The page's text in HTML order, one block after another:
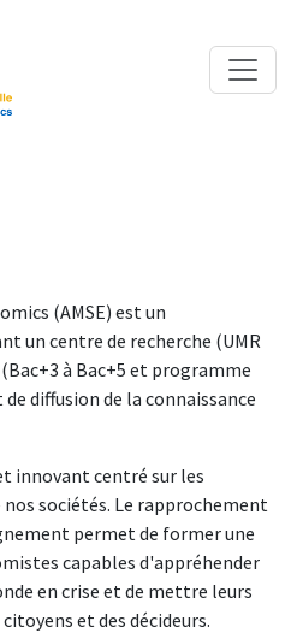
(AMSE) est un
un centre de recherche (UMR
à Bac+5 et programme
diffusion de la connaissance
innovant centré sur les
sociétés. Le rapprochement
permet de former une
capables d'appréhender
en crise et de mettre leurs
et des décideurs.